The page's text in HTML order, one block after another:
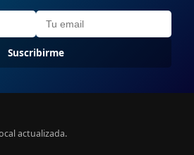
Suscribirme
actualizada.